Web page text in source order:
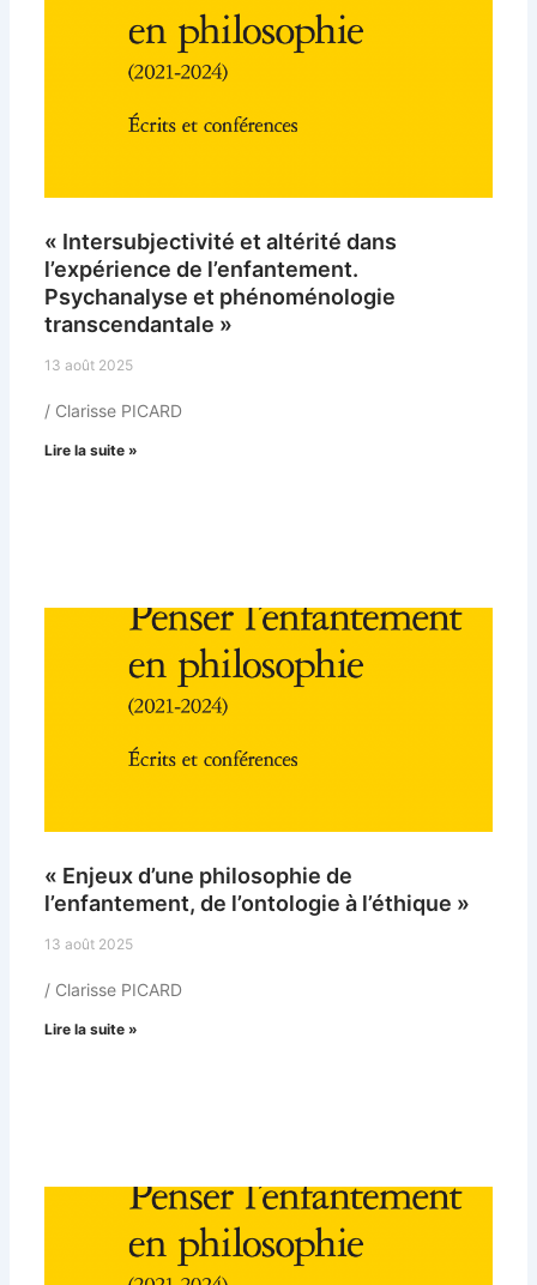
« Intersubjectivité et altérité dans
l’expérience de l’enfantement.
Psychanalyse et phénoménologie
transcendantale »
13 août 2025
/ Clarisse PICARD
Lire la suite »
« Enjeux d’une philosophie de
l’enfantement, de l’ontologie à l’éthique »
13 août 2025
/ Clarisse PICARD
Lire la suite »